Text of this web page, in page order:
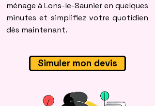
ménage à Lons-le-Saunier en quelques
minutes et simplifiez votre quotidien
dès maintenant.
Simuler mon devis